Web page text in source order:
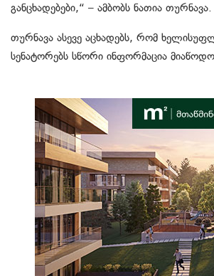
განცხადებები,“ – ამბობს ნათია თურნავა.
თურნავა ასევე აცხადებს, რომ
სენატორებს სწორი ინფორმაცია